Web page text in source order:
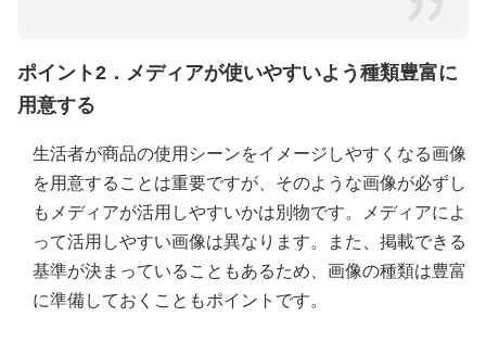
ポイント2．メディアが使いやすいよう種類豊富に
用意する
生活者が商品の使用シーンをイメージしやすくなる画像
を用意することは重要ですが、そのような画像が必ずし
もメディアが活用しやすいかは別物です。メディアによ
って活用しやすい画像は異なります。また、掲載できる
基準が決まっていることもあるため、画像の種類は豊富
に準備しておくこともポイントです。